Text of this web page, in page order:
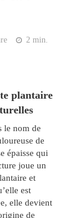
2 min.
plantaire
le nom de
de
épaisse qui
joue un
et
est
elle devient
de